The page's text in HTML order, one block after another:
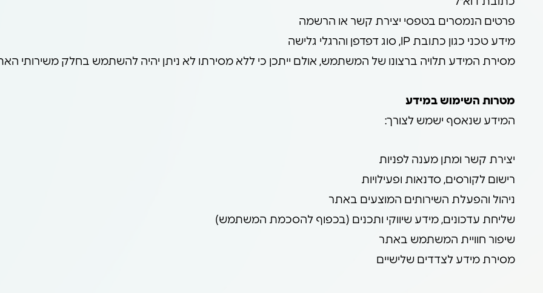
פרטים הנמסרים בטפסי יצירת קשר או הרשמה
מידע טכני כגון כתובת IP, סוג דפדפן והרגלי גלישה
מסירת המידע תלויה ברצונו של המשתמש, אולם ייתכן כי ללא מסירתו לא ניתן יהיה להשתמש בחלק משירותי
מטרות השימוש במידע
המידע שנאסף ישמש לצורך:
יצירת קשר ומתן מענה לפניות
רישום לקורסים, סדנאות ופעילויות
ניהול והפעלת השירותים המוצעים באתר
שליחת עדכונים, מידע שיווקי ותכנים (בכפוף להסכמת המשתמש)
שיפור חוויית המשתמש באתר
מסירת מידע לצדדים שלישיים